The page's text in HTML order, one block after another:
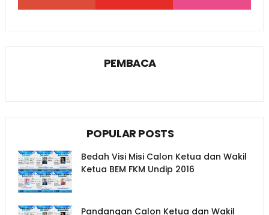
PEMBACA
POPULAR POSTS
Bedah Visi Misi Calon Ketua dan Wakil
Ketua BEM FKM Undip 2016
Pandangan Calon Ketua dan Wakil